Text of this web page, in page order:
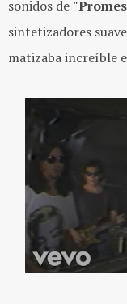
sonidos de
sintetizadores
matizaba increíble